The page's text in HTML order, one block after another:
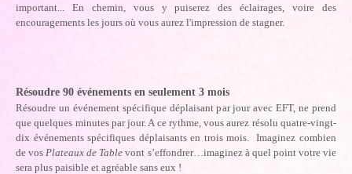
important... En chemin, vous y puiserez des éclairages, voire des
encouragements les jours où vous aurez l'impression de stagner.
Résoudre 90 événements en seulement 3 mois
Résoudre un événement spécifique déplaisant par jour avec EFT, ne prend
que quelques minutes par jour. A ce rythme, vous aurez résolu quatre-vingt-
dix événements spécifiques déplaisants en trois mois. Imaginez combien
de vos Plateaux de Table vont s’effondrer…imaginez à quel point votre vie
sera plus paisible et agréable sans eux !